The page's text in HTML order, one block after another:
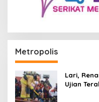
Metropolis
Lari,
Ujian